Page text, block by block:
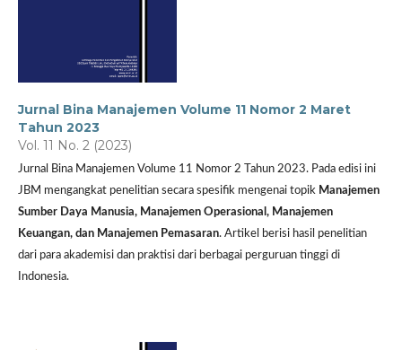
Jurnal Bina Manajemen Volume 11 Nomor 2 Maret
Tahun 2023
Vol. 11 No. 2 (2023)
Jurnal Bina Manajemen Volume 11 Nomor 2 Tahun 2023. Pada edisi ini
JBM mengangkat penelitian secara spesifik mengenai topik Manajemen
Sumber Daya Manusia, Manajemen Operasional, Manajemen
Keuangan, dan Manajemen Pemasaran. Artikel berisi hasil penelitian
dari para akademisi dan praktisi dari berbagai perguruan tinggi di
Indonesia.